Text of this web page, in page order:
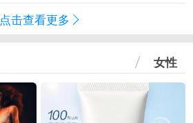
点击查看更多
女性